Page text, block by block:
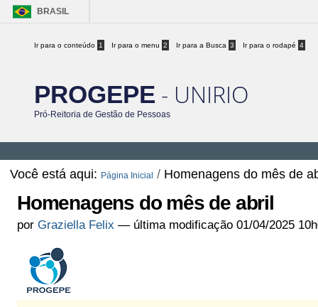
BRASIL
Ir para o conteúdo 1 Ir para o menu 2 Ir para a Busca 3 Ir para o rodapé 4
PROGEPE - UNIRIO
Pró-Reitoria de Gestão de Pessoas
Você está aqui: Página Inicial / Homenagens do mês de
Homenagens do mês de abril
porGraziella Felix — última modificação 01/04/2025